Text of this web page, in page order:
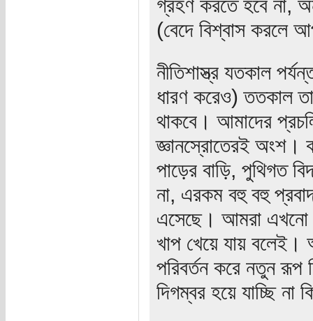
গ্রহণ করতে হবে না,
(বেদে বিশ্বাস করলে
নীতিশাস্ত্র যতকাল
ধারণ করেও) ততকাল তা
থাকবে। আমাদের
জ্ঞানস্রোতেরই অংশ।
পাড়ের বাড়ি, পুথিগত
না, এরকম বহু বহু
এসেছে। আমরা এখনো
খাপ খেয়ে যায়
পরিবর্তন করে নতুন রূপ
দিগম্বর হয়ে যাচ্ছি না